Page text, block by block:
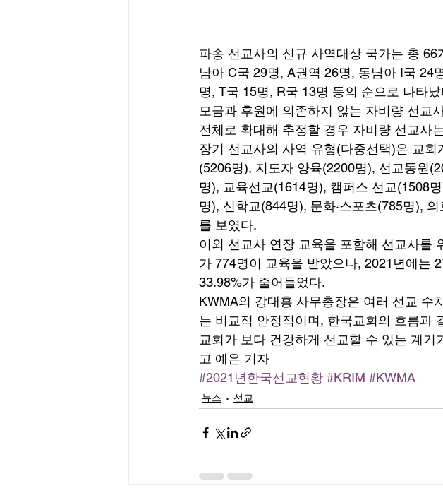
파송 선교사의 신규 사역대상 국가는 총
남아 C국 29명, A권역 26명, 동남아 I국 24
명, T국 15명, R국 13명 등의 순으로 나타났
모금과 후원에 의존하지 않는 자비량 선교
전체로 확대해 추정할 경우 자비량 선교사
장기 선교사의 사역 유형(다중선택)은 교
(5206명), 지도자 양육(2200명), 선교동원
명), 교육선교(1614명), 캠퍼스 선교(1508
명), 신학교(844명), 문화·스포츠(785명),
를 보였다.
이외 선교사 연장 교육을 포함해 선교사를
가 774명이 교육을 받았으나, 2021년에는
33.98%가 줄어들었다.
KWMA의 강대흥 사무총장은 여러 선교 수
는 비교적 안정적이며, 한국교회의 흐름과
교회가 보다 건강하게 선교할 수 있는 계기
고 예은 기자
#2021년한국선교현황 #KRIM #KWMA
뉴스 선교